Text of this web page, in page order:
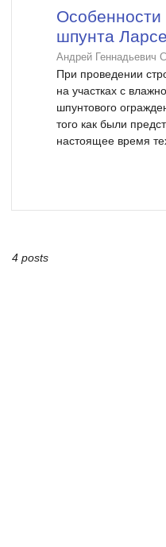
Особенности
шпунта
Андрей Геннадьевич
При проведении
на участках с
шпунтового
того как были
настоящее время
4 posts